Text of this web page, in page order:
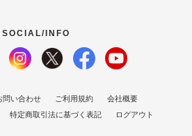
SOCIAL/INFO
問い合わせ ご利用規約
会社概要
特定商取引法に基づく表記 ログアウト